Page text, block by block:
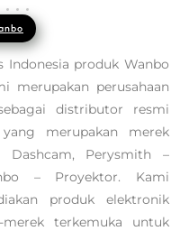
Indonesia produk Wanbo
merupakan perusahaan
distributor resmi
merupakan merek
Perysmith –
– Proyektor. Kami
produk elektronik
terkemuka untuk